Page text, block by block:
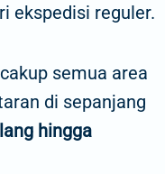
ekspedisi reguler.
semua area
di sepanjang
hingga